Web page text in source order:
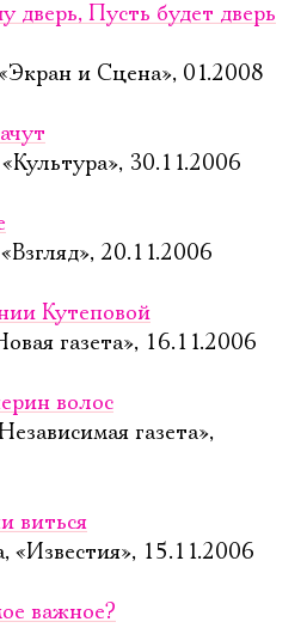
дверь, Пусть будет дверь
и Сцена», 01.2008
30.11.2006
20.11.2006
Кутеповой
газета», 16.11.2006
волос
газета»,
виться
«Известия», 15.11.2006
важное?